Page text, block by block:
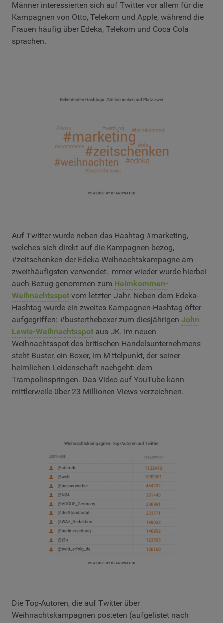
Männer interessierten sich auf Twitter vor allem für die
Kampagnen von Otto, Telekom und Apple, während die
Frauen häufig über Edeka, Telekom und Coca Cola
sprachen.
Auf Twitter wurde neben das Hashtag #marketing,
welches sich direkt auf die Kampagnen bezog,
#zeitschenken der Edeka Weihnachtskampagne am
zweithäufigsten verwendet. Immer wieder wurde hierbei
auch Bezug genommen zum Heimkommen-
Weihnachtsspot vom letzten Jahr. Neben dem Edeka-
Hashtag wurde ein zweites Kampagnen-Hashtag öfter
aufgegriffen: #bustertheboxer zum diesjährigen John
Lewis-Weihnachtsspot aus UK. Im neuen
Weihnachtsspot des britischen Handelsunternehmens
steht Buster, ein Boxer, im Mittelpunkt, der seiner
heimlichen Leidenschaft nachgeht: dem
Trampolinspringen. Das Video auf YouTube kann
mittlerweile über 23 Millionen Views verzeichnen.
Die Top-Autoren, die auf Twitter über
Weihnachtskampagnen posteten (aufgelistet nach